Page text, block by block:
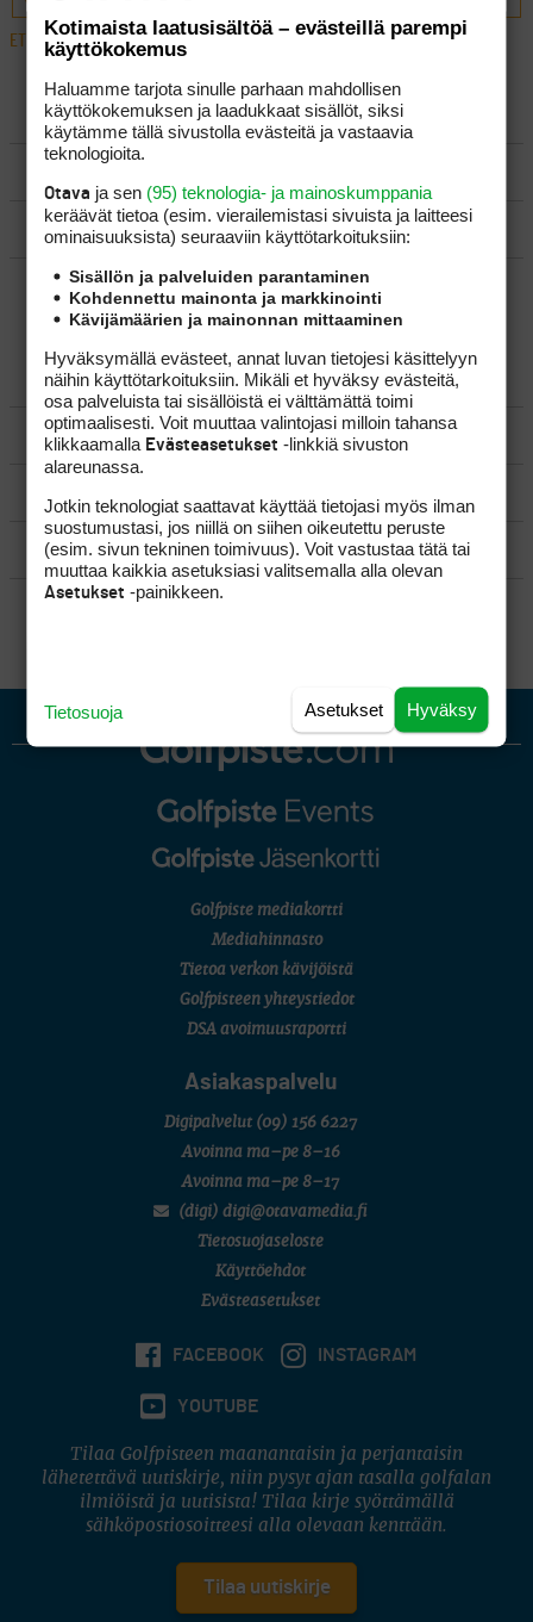
ETUSIVU ›FOORUMIT › VÄLINEET ›NÄPRÄÄJILLE SWINGIPAINOSTA
LUO AIHE
OHJEET
UUSIMMAT VIESTIKETJUT
YLEISTÄ
VÄLINEET
MATKAILU
KILPAGOLF & HARJOITTELU
Golfpiste mediakortti
Mediahinnasto
Tietoa verkon kävijöistä
Golfpisteen yhteystiedot
DSA avoimuusraportti
Asiakaspalvelu
Digipalvelut (09) 156 6227
Avoinna ma–pe 8–16
Avoinna ma–pe 8–17
(digi) digi@otavamedia.fi
Tietosuojaseloste
Käyttöehdot
Evästeasetukset
FACEBOOK INSTAGRAM
YOUTUBE
Tilaa Golfpisteen maanantaisin ja perjantaisin
lähetettävä uutiskirje, niin pysyt ajan tasalla golfalan
ilmiöistä ja uutisista! Tilaa kirje syöttämällä
sähköpostiosoitteesi alla olevaan kenttään.
Tilaa uutiskirje
Kotimaista laatusisältöä – evästeillä parempi
käyttökokemus
Haluamme tarjota sinulle parhaan mahdollisen
käyttökokemuksen ja laadukkaat sisällöt, siksi
käytämme tällä sivustolla evästeitä ja vastaavia
teknologioita.
Otava ja sen (95) teknologia- ja mainoskumppania
keräävät tietoa (esim. vierailemis­tasi sivuista ja laitteesi
ominaisuuk­sista) seuraaviin käyttötarkoituksiin:
Sisällön ja palveluiden parantaminen
Kohdennettu mainonta ja markkinointi
Kävijämäärien ja mainonnan mittaaminen
Hyväksymällä evästeet, annat luvan tietojesi käsittelyyn
näihin käyttötarkoituksiin. Mikäli et hyväksy evästeitä,
osa palveluista tai sisällöistä ei välttämättä toimi
optimaalisesti. Voit muuttaa valintojasi milloin tahansa
klikkaamalla Evästeasetukset -linkkiä sivuston
alareunassa.
Jotkin teknologiat saattavat käyttää tietojasi myös ilman
suostumustasi, jos niillä on siihen oikeutettu peruste
(esim. sivun tekninen toimivuus). Voit vastustaa tätä tai
muuttaa kaikkia asetuksiasi valitsemalla alla olevan
Asetukset -painikkeen.
Hyväksy
Asetukset
Tietosuoja